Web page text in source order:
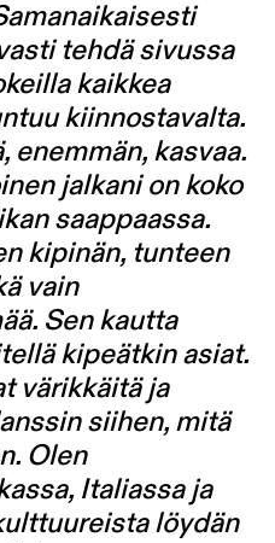
tehdä sivussa
kaikkea
kiinnostavalta.
enemmän, kasvaa.
jalkani on koko
saappaassa.
kipinän, tunteen
vain
Sen kautta
kipeätkin asiat.
värikkäitä ja
siihen, mitä
Olen
Italiassa ja
löydän